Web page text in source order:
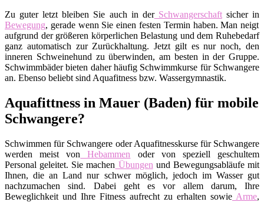
Zu guter letzt bleiben Sie auch in derSchwangerschaftsicher in
Bewegung, gerade wenn Sie einen festen Termin haben. Man neigt
aufgrund der größeren körperlichen Belastung und dem Ruhebedarf
ganz automatisch zur Zurückhaltung. Jetzt gilt es nur noch, den
inneren Schweinehund zu überwinden, am besten in der Gruppe.
Schwimmbäder bieten daher häufig Schwimmkurse für Schwangere
an. Ebenso beliebt sind Aquafitness bzw. Wassergymnastik.
Aquafittness in Mauer (Baden) für mobile
Schwangere?
Schwimmen für Schwangere oder Aquafitnesskurse für Schwangere
werden meist von Hebammen oder von speziell geschultem
Personal geleitet. Sie machen Übungen und Bewegungsabläufe mit
Ihnen, die an Land nur schwer möglich, jedoch im Wasser gut
nachzumachen sind. Dabei geht es vor allem darum, Ihre
Beweglichkeit und Ihre Fitness aufrecht zu erhalten sowie Arme,